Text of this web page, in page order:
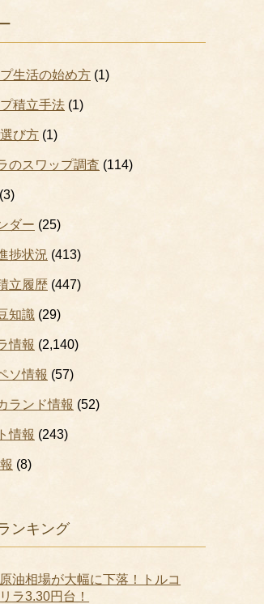
生活の始め方 (1)
積立手法 (1)
び方 (1)
のスワップ調査 (114)
(3)
ダー (25)
捗状況 (413)
立履歴 (447)
知識 (29)
情報 (2,140)
ソ情報 (57)
ランド情報 (52)
情報 (243)
(8)
ンキング
原油相場が大幅に下落！トルコ
リラ3.30円台！